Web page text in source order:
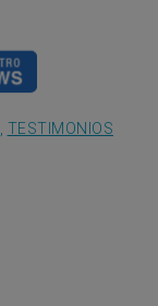
TESTIMONIOS